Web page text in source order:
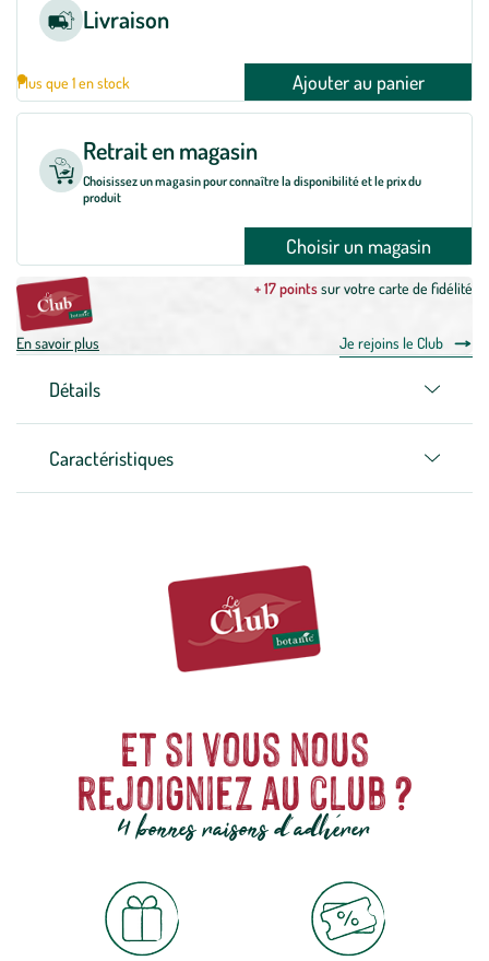
Livraison
Plus que 1 en stock Ajouter au panier
Retrait en magasin
Choisissez un magasin pour connaître la disponibilité et le prix du
produit
Choisir un magasin
+ 17 pointssur votre carte de fidélité
En savoir plus Je rejoins le Club
Détails
Caractéristiques
Et si vous nous
rejoigniez au club ?
4 bonnes raisons d'adhérer